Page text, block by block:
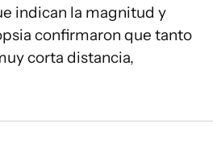
indican la magnitud y
confirmaron que tanto
corta distancia,